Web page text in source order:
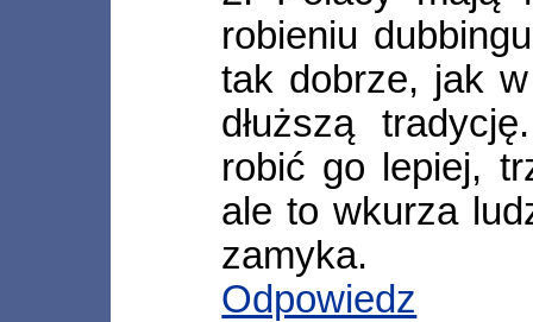
robieniu
tak dobrze, jak
dłuższą
robić go lepiej,
ale to wkurza
zamyka.
Odpowiedz